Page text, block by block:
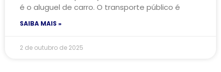
é o aluguel de carro. O transporte público é
SAIBA MAIS »
2 de outubro de 2025